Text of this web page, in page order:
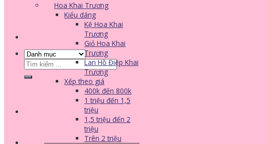
Tìm
kiếm:
Hoa Khai Trương
Kiểu dáng
Kệ Hoa Khai
Trương
Giỏ Hoa Khai
Trương
Lan Hồ Điệp Khai
Trương
Xếp theo giá
400k đến 800k
1 triệu đến 1,5
triệu
1,5 triệu đến 2
triệu
Trên 2 triệu